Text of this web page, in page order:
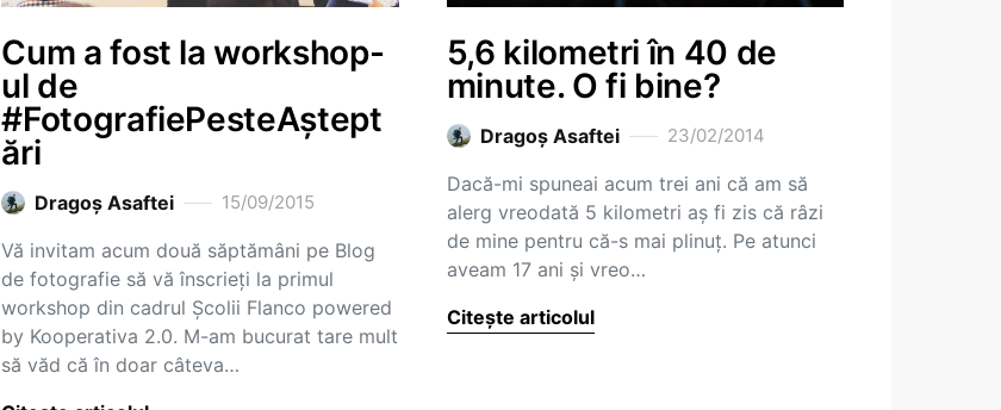
Cum a fost la workshop-
ul de
#FotografiePesteAștept
ări
Dragoş Asaftei 15/09/2015
Vă invitam acum două săptămâni pe Blog
de fotografie să vă înscrieți la primul
workshop din cadrul Școlii Flanco powered
by Kooperativa 2.0. M-am bucurat tare mult
să văd că în doar câteva…
5,6 kilometri în 40 de
minute. O fi bine?
Dragoş Asaftei 23/02/2014
Dacă-mi spuneai acum trei ani că am să
alerg vreodată 5 kilometri aș fi zis că râzi
de mine pentru că-s mai plinuț. Pe atunci
aveam 17 ani și vreo…
Citește articolul